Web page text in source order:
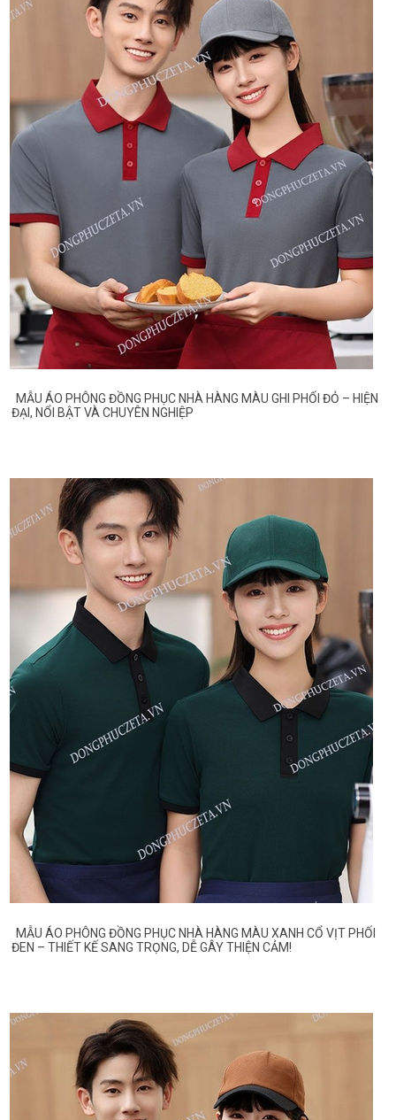
MẪU ÁO PHÔNG ĐỒNG PHỤC NHÀ HÀNG MÀU GHI PHỐI ĐỎ – HIỆN
ĐẠI, NỔI BẬT VÀ CHUYÊN NGHIỆP
MẪU ÁO PHÔNG ĐỒNG PHỤC NHÀ HÀNG MÀU XANH CỔ VỊT PHỐI
ĐEN – THIẾT KẾ SANG TRỌNG, DỄ GÂY THIỆN CẢM!